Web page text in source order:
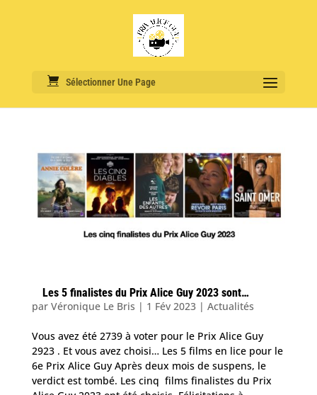
Sélectionner Une Page
Les 5 finalistes du Prix Alice Guy 2023 sont…
par Véronique Le Bris | 1 Fév 2023| Actualités
Vous avez été 2739 à voter pour le Prix Alice Guy
2923 . Et vous avez choisi… Les 5 films en lice pour le
6e Prix Alice Guy Après deux mois de suspens, le
verdict est tombé. Les cinq films finalistes du Prix